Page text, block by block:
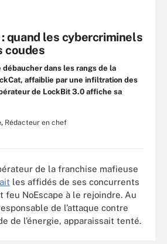
quand les cybercriminels
coudes
dans les rangs de la
affaiblie par une infiltration des
de LockBit 3.0 affiche sa
Rédacteur en chef
de la franchise mafieuse
les affidés de ses concurrents
feu NoEscape à le rejoindre. Au
de l’attaque contre
de l’énergie, apparaissait tenté.